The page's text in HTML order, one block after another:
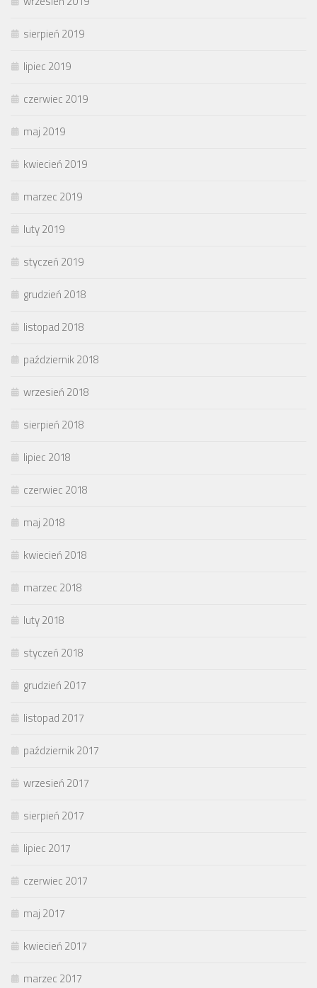
sierpień 2019
lipiec 2019
czerwiec 2019
maj 2019
kwiecień 2019
marzec 2019
luty 2019
styczeń 2019
grudzień 2018
listopad 2018
październik 2018
wrzesień 2018
sierpień 2018
lipiec 2018
czerwiec 2018
maj 2018
kwiecień 2018
marzec 2018
luty 2018
styczeń 2018
grudzień 2017
listopad 2017
październik 2017
wrzesień 2017
sierpień 2017
lipiec 2017
czerwiec 2017
maj 2017
kwiecień 2017
marzec 2017